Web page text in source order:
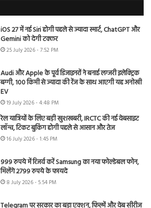
iOS 27 में नई Siri होगी पहले से ज्यादा स्मार्ट, ChatGPT और
Gemini को देगी टक्कर
25 July 2026 - 7:52 PM
Audi और Apple के पूर्व डिजाइनरों ने बनाई लग्जरी इलेक्ट्रिक
बग्गी, 100 किमी से ज्यादा की रेंज के साथ आएगी यह अनोखी
EV
19 July 2026 - 4:48 PM
रेल यात्रियों के लिए बड़ी खुशखबरी, IRCTC की नई वेबसाइट
लॉन्च, टिकट बुकिंग होगी पहले से आसान और तेज
16 July 2026 - 1:45 PM
999 रुपये में रिजर्व करें Samsung का नया फोल्डेबल फोन,
मिलेंगे 2799 रुपये के फायदे
8 July 2026 - 5:54 PM